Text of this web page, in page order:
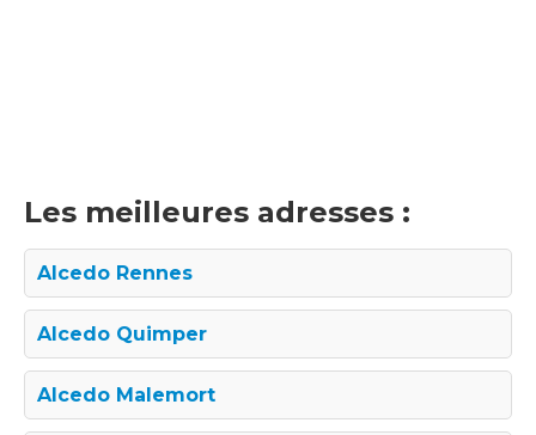
Les meilleures adresses :
Alcedo Rennes
Alcedo Quimper
Alcedo Malemort